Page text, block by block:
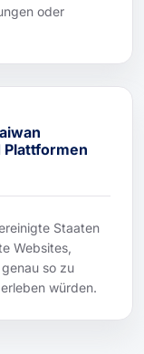
oder
Staaten
Websites,
so zu
würden.